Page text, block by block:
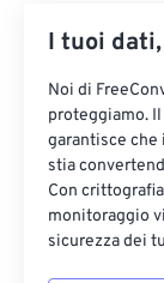
I tuoi
Noi di
proteggiamo.
garantisce che
stia
Con
monitoraggio
sicurezza dei